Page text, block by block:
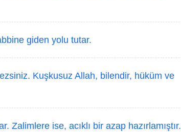
giden yolu tutar.
Kuşkusuz Allah, bilendir, hüküm ve
Zalimlere ise, acıklı bir azap hazırlamıştır.